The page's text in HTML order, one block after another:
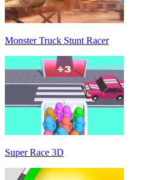
Monster Truck Stunt Racer
Super Race 3D